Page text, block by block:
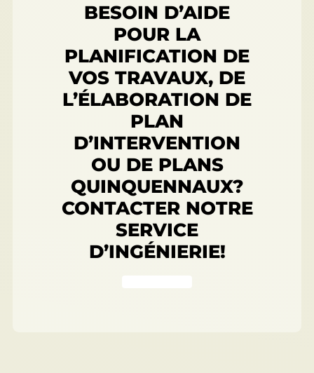
BESOIN D’AIDE
POUR LA
PLANIFICATION DE
VOS TRAVAUX, DE
L’ÉLABORATION DE
PLAN
D’INTERVENTION
OU DE PLANS
QUINQUENNAUX?
CONTACTER NOTRE
SERVICE
D’INGÉNIERIE!